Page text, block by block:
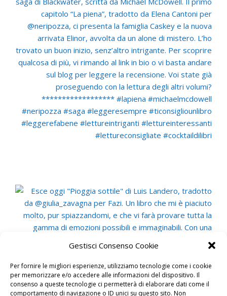
Gestisci Consenso Cookie
Per fornire le migliori esperienze, utilizziamo tecnologie come i cookie
per memorizzare e/o accedere alle informazioni del dispositivo. Il
consenso a queste tecnologie ci permetterà di elaborare dati come il
comportamento di navigazione o ID unici su questo sito. Non